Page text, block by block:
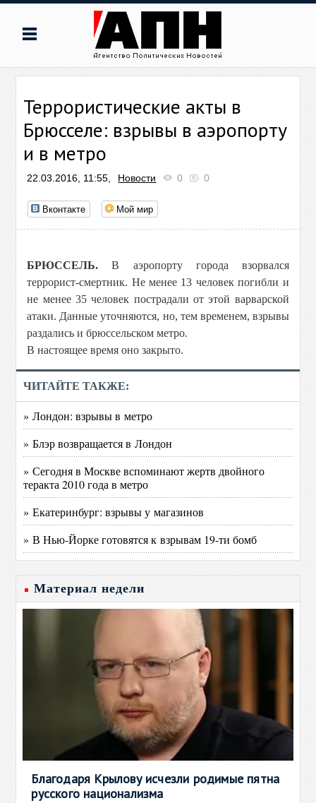
Террористические акты в
Брюсселе: взрывы в аэропорту
и в метро
22.03.2016, 11:55, Новости 0 0
Вконтакте Мой мир
БРЮССЕЛЬ.В аэропорту города взорвался
террорист-смертник. Не менее 13 человек погибли и
не менее 35 человек пострадали от этой варварской
атаки. Данные уточняются, но, тем временем, взрывы
раздались и брюссельском метро.
В настоящее время оно закрыто.
ЧИТАЙТЕ ТАКЖЕ:
» Лондон: взрывы в метро
» Блэр возвращается в Лондон
» Сегодня в Москве вспоминают жертв двойного
теракта 2010 года в метро
» Екатеринбург: взрывы у магазинов
» В Нью-Йорке готовятся к взрывам 19-ти бомб
Материал недели
Благодаря Крылову исчезли родимые пятна
русского национализма